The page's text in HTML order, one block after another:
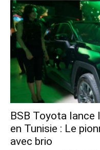
​BSB Toyota lance
en Tunisie : Le
avec brio